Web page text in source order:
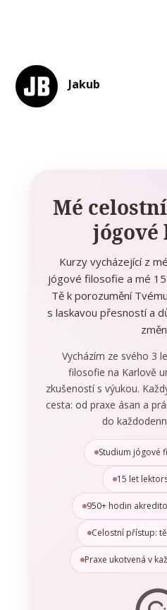
Jakub
Mé
Kurzy vycházející z
jógové filosofie a mé
Tě k porozumění
s laskavou přesností a
Vycházím ze svého 3
filosofie na Karlově
zkušeností s výukou.
cesta: od praxe ásan a
do
Studium jógové
15 let
950+ hodin
Celostní přístup:
Praxe ukotvená v